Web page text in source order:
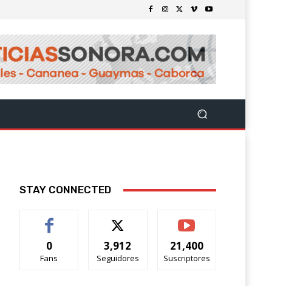
STAY CONNECTED
0
Fans
3,912
Seguidores
21,400
Suscriptores